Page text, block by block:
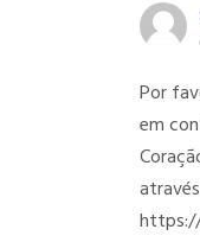
Por
em
https://